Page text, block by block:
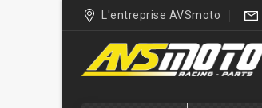
L'entreprise AVSmoto